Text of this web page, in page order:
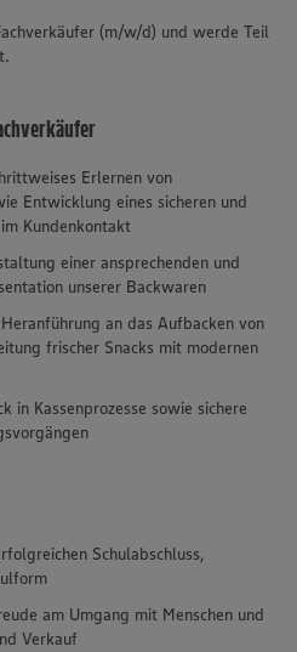
(m/w/d) und werde Teil
Erlernen von
Entwicklung eines sicheren und
Kundenkontakt
einer ansprechenden und
unserer Backwaren
Heranführung an das Aufbacken von
frischer Snacks mit modernen
in Kassenprozesse sowie sichere
Schulabschluss,
am Umgang mit Menschen und
Verkauf